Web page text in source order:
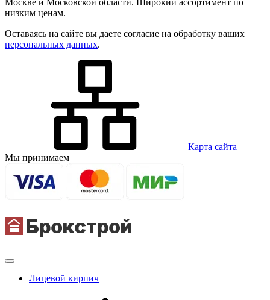
низким ценам.
Оставаясь на сайте вы даете согласие на обработку ваших
персональных данных.
Карта сайта
Мы принимаем
Лицевой кирпич